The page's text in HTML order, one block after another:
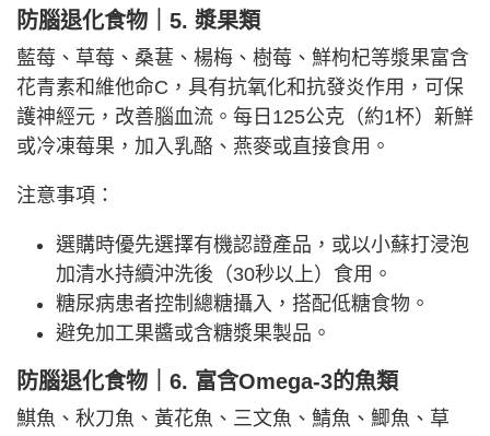
防腦退化食物｜5. 漿果類
藍莓、草莓、桑葚、楊梅、樹莓、鮮枸杞等漿果富含
花青素和維他命C，具有抗氧化和抗發炎作用，可保
護神經元，改善腦血流。每日125公克（約1杯）新鮮
或冷凍莓果，加入乳酪、燕麥或直接食用。
注意事項：
選購時優先選擇有機認證產品，或以小蘇打浸泡
加清水持續沖洗後（30秒以上）食用。
糖尿病患者控制總糖攝入，搭配低糖食物。
避免加工果醬或含糖漿果製品。
防腦退化食物｜6. 富含Omega-3的魚類
鯕魚、秋刀魚、黃花魚、三文魚、鯖魚、鯽魚、草